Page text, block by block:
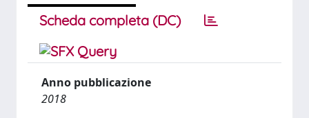
Scheda completa (DC)
Anno pubblicazione
2018